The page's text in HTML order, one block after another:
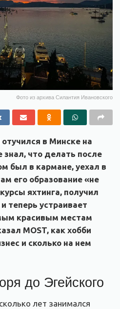
Фото из архива Силантия Ивановского
в Минске на
знал, что делать после
был в кармане, уехал в
его образование «не
яхтинга, получил
теперь устраивает
красивым местам
MOST, как хобби
и сколько на нем
до Эгейского
лет занимался